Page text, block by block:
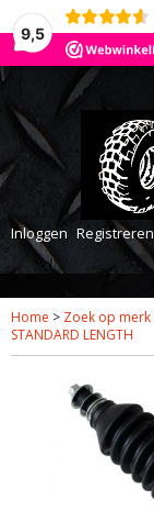
9,5
Inloggen Registreren
Home > Zoek op merk
STANDARD LENGTH